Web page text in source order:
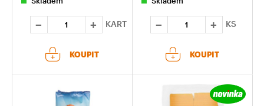
KART
KOUPIT
KS
KOUPIT